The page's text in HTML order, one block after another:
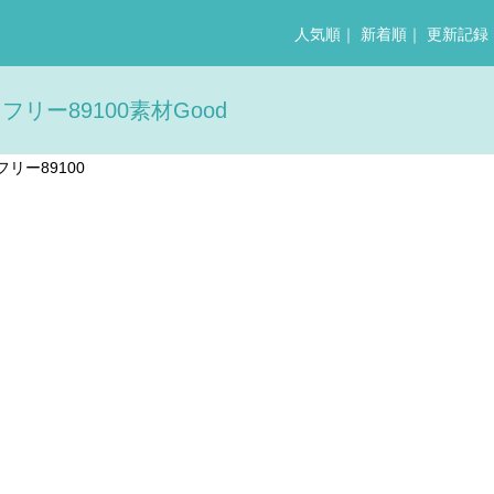
人気順 ｜ 新着順 ｜ 更新記録
リー89100素材Good
リー89100